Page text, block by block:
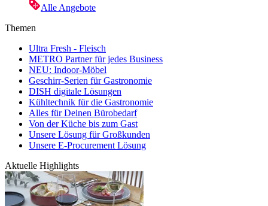
Alle Angebote
Themen
Ultra Fresh - Fleisch
METRO Partner für jedes Business
NEU: Indoor-Möbel
Geschirr-Serien für Gastronomie
DISH digitale Lösungen
Kühltechnik für die Gastronomie
Alles für Deinen Bürobedarf
Von der Küche bis zum Gast
Unsere Lösung für Großkunden
Unsere E-Procurement Lösung
Aktuelle Highlights